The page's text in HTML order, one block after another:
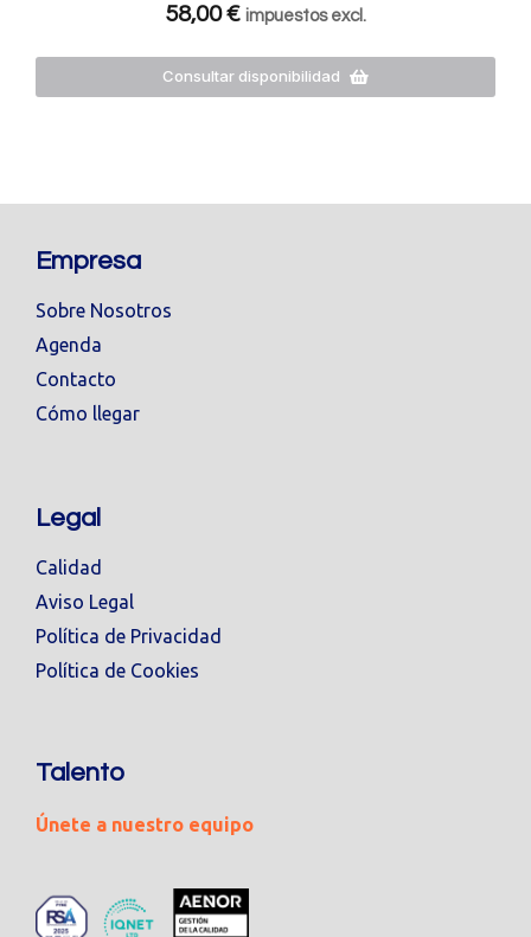
58,00€ impuestos excl.
Consultar disponibilidad
Empresa
Sobre Nosotros
Agenda
Contacto
Cómo llegar
Legal
Calidad
Aviso Legal
Política de Privacidad
Política de Cookies
Talento
Únete a nuestro equipo